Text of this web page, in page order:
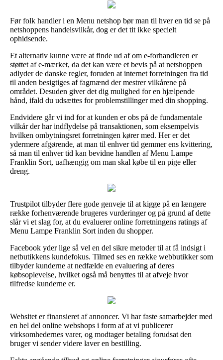
Før folk handler i en Menu netshop bør man til hver en tid se på
netshoppens handelsvilkår, dog er det tit ikke specielt
ophidsende.
Et alternativ kunne være at finde ud af om e-forhandleren er
støttet af e-mærket, da det kan være et bevis på at netshoppen
adlyder de danske regler, foruden at internet forretningen fra tid
til anden besigtiges af fagmænd der mestrer vilkårene på
området. Desuden giver det dig mulighed for en hjælpende
hånd, ifald du udsættes for problemstillinger med din shopping.
Endvidere går vi ind for at kunden er obs på de fundamentale
vilkår der har indflydelse på transaktionen, som eksempelvis
hvilken ombytningsret forretningen kører med. Her er det
ydermere afgørende, at man til enhver tid gemmer ens kvittering,
så man til enhver tid kan bevidne handlen af Menu Lampe
Franklin Sort, uafhængig om man skal købe til en pige eller
dreng.
Trustpilot tilbyder flere gode genveje til at kigge på en længere
række forhenværende brugeres vurderinger og på grund af dette
slår vi et slag for, at du evaluerer online forretningens ratings af
Menu Lampe Franklin Sort inden du shopper.
Facebook yder lige så vel en del sikre metoder til at få indsigt i
netbutikkens kundefokus. Tilmed ses en række webbutikker som
tilbyder kunderne at nedfælde en evaluering af deres
købsoplevelse, hvilket også må benyttes til at afveje hvor
tilfredse kunderne er.
Websitet er finansieret af annoncer. Vi har faste samarbejder med
en hel del online webshops i form af at vi publicerer
virksomhedernes varer, og modtager betaling forudsat den
bruger vi sender videre laver en bestilling.